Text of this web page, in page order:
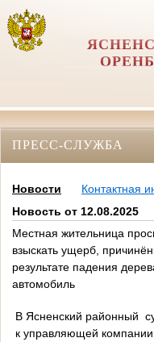
ПРЕСС-СЛУЖБА
Новости
Контактная
Новость от 12.08.2025
Местная жительница
взыскать ущерб,
результате падения
автомобиль
В Ясненский районный
к управляющей